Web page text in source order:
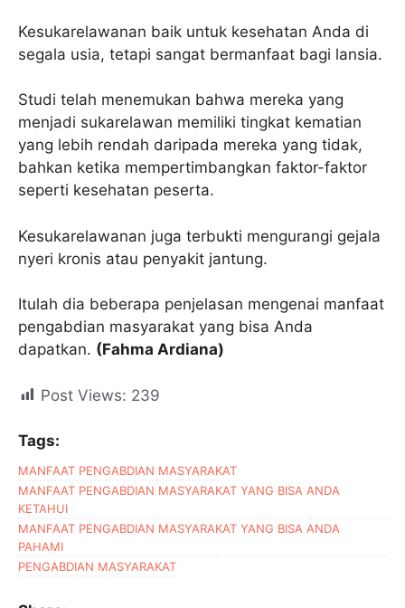
Kesukarelawanan baik untuk kesehatan Anda di
segala usia, tetapi sangat bermanfaat bagi lansia.
Studi telah menemukan bahwa mereka yang
menjadi sukarelawan memiliki tingkat kematian
yang lebih rendah daripada mereka yang tidak,
bahkan ketika mempertimbangkan faktor-faktor
seperti kesehatan peserta.
Kesukarelawanan juga terbukti mengurangi gejala
nyeri kronis atau penyakit jantung.
Itulah dia beberapa penjelasan mengenai manfaat
pengabdian masyarakat yang bisa Anda
dapatkan. (Fahma Ardiana)
Post Views: 239
Tags:
MANFAAT PENGABDIAN MASYARAKAT
MANFAAT PENGABDIAN MASYARAKAT YANG BISA ANDA
KETAHUI
MANFAAT PENGABDIAN MASYARAKAT YANG BISA ANDA
PAHAMI
PENGABDIAN MASYARAKAT